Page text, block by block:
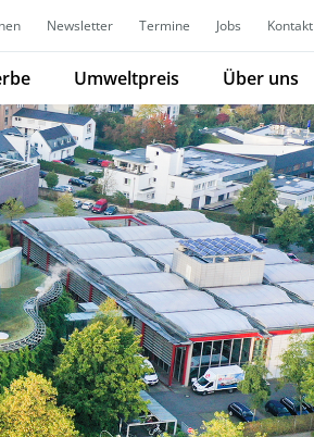
Newsletter Termine Jobs Kontakt
Umweltpreis Über uns